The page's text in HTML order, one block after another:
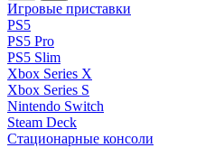
Игровые приставки
PS5
PS5 Pro
PS5 Slim
Xbox Series X
Xbox Series S
Nintendo Switch
Steam Deck
Стационарные консоли